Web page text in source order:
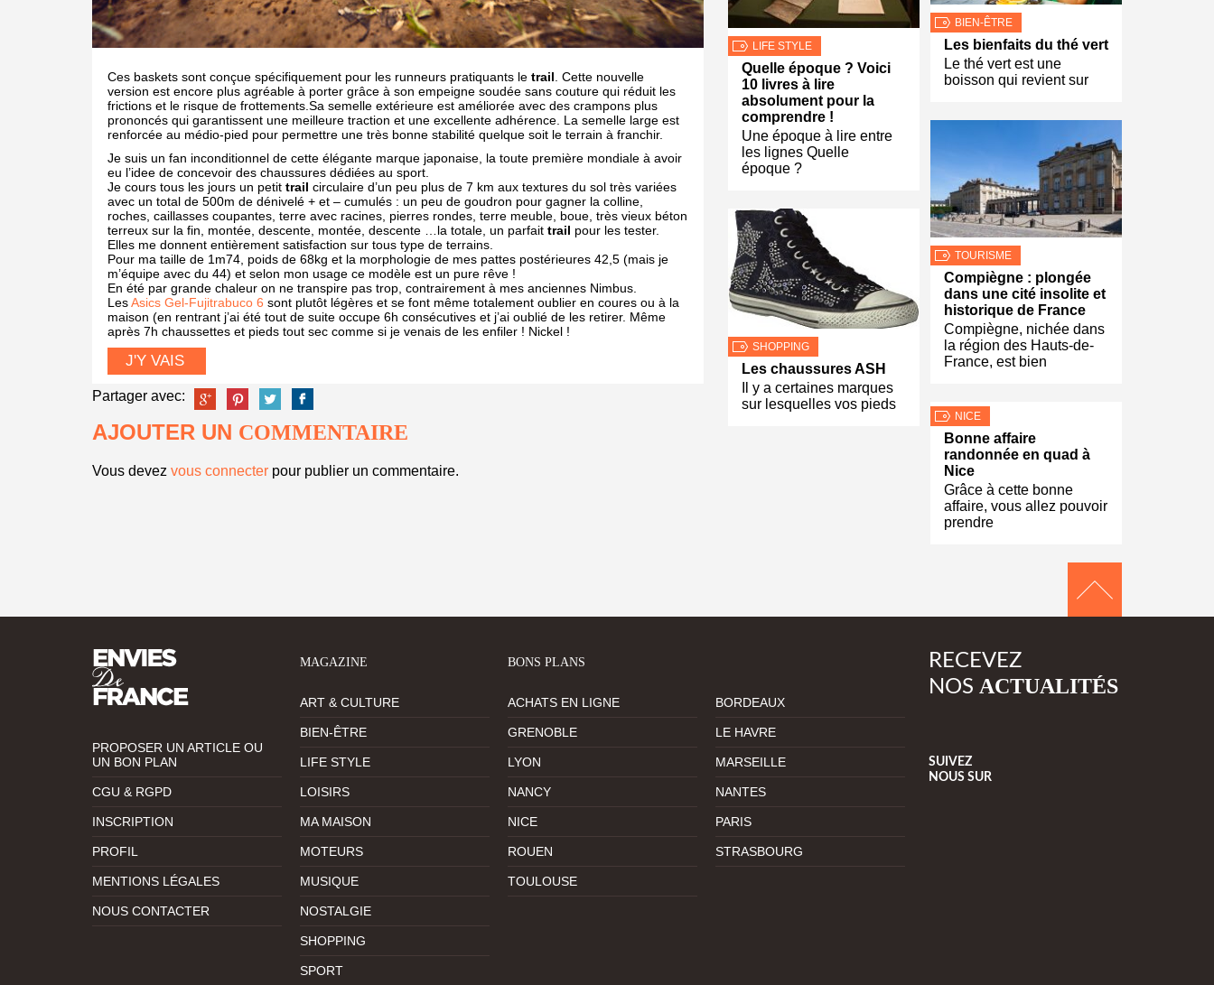
Ces baskets sont conçue spécifiquement pour les runneurs pratiquants le trail . Cette nouvelle
version est encore plus agréable à porter grâce à son empeigne soudée sans couture qui réduit les
frictions et le risque de frottements.Sa semelle extérieure est améliorée avec des crampons plus
prononcés qui garantissent une meilleure traction et une excellente adhérence. La semelle large est
renforcée au médio-pied pour permettre une très bonne stabilité quelque soit le terrain à franchir.
Je suis un fan inconditionnel de cette élégante marque japonaise, la toute première mondiale à avoir
eu l’idee de concevoir des chaussures dédiées au sport.
Je cours tous les jours un petit trail circulaire d’un peu plus de 7 km aux textures du sol très variées
avec un total de 500m de dénivelé + et – cumulés : un peu de goudron pour gagner la colline,
roches, caillasses coupantes, terre avec racines, pierres rondes, terre meuble, boue, très vieux béton
terreux sur la fin, montée, descente, montée, descente …la totale, un parfait trail pour les tester.
Elles me donnent entièrement satisfaction sur tous type de terrains.
Pour ma taille de 1m74, poids de 68kg et la morphologie de mes pattes postérieures 42,5 (mais je
m’équipe avec du 44) et selon mon usage ce modèle est un pure rêve !
En été par grande chaleur on ne transpire pas trop, contrairement à mes anciennes Nimbus.
LesAsics Gel-Fujitrabuco 6 sont plutôt légères et se font même totalement oublier en coures ou à la
maison (en rentrant j’ai été tout de suite occupe 6h consécutives et j’ai oublié de les retirer. Même
après 7h chaussettes et pieds tout sec comme si je venais de les enfiler ! Nickel !
J'Y VAIS
Partager avec:
AJOUTER UN COMMENTAIRE
Vous devez vous connecter pour publier un commentaire.
LIFE STYLE
Quelle époque ? Voici
10 livres à lire
absolument pour la
comprendre !
Une époque à lire entre
les lignes Quelle
époque ?
SHOPPING
Les chaussures ASH
Il y a certaines marques
sur lesquelles vos pieds
BIEN-ÊTRE
Les bienfaits du thé vert
Le thé vert est une
boisson qui revient sur
TOURISME
Compiègne : plongée
dans une cité insolite et
historique de France
Compiègne, nichée dans
la région des Hauts-de-
France, est bien
NICE
Bonne affaire
randonnée en quad à
Nice
Grâce à cette bonne
affaire, vous allez pouvoir
prendre
PROPOSER UN ARTICLE OU
UN BON PLAN
CGU & RGPD
INSCRIPTION
PROFIL
MENTIONS LÉGALES
NOUS CONTACTER
MAGAZINE
ART & CULTURE
BIEN-ÊTRE
LIFE STYLE
LOISIRS
MA MAISON
MOTEURS
MUSIQUE
NOSTALGIE
SHOPPING
SPORT
BONS PLANS
ACHATS EN LIGNE BORDEAUX
GRENOBLE LE HAVRE
LYON MARSEILLE
NANCY NANTES
NICE PARIS
ROUEN STRASBOURG
TOULOUSE
RECEVEZ
NOS ACTUALITÉS
SUIVEZ
NOUS SUR